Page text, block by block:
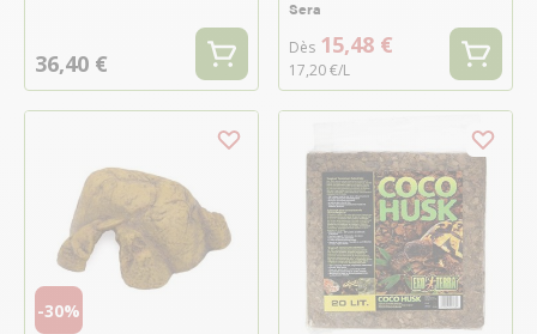
36,40 €
Sera
Dès 15,48 €
17,20 €/L
-30%